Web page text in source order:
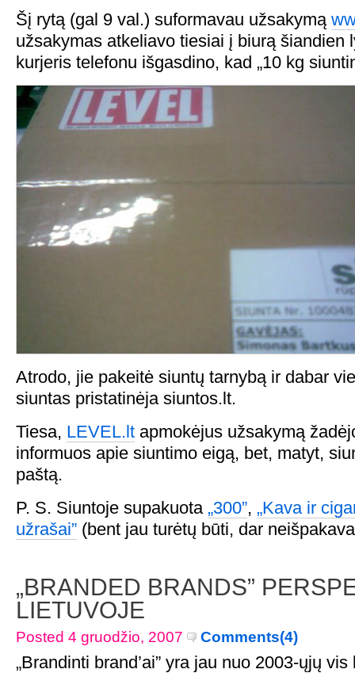
Šį rytą (gal 9 val.) suformavau užsakymą
užsakymas atkeliavo tiesiai į biurą šiandien
kurjeris telefonu išgasdino, kad „10 kg
Atrodo, jie pakeitė siuntų tarnybą ir dabar
siuntas pristatinėja siuntos.lt.
Tiesa, LEVEL.lt apmokėjus užsakymą
informuos apie siuntimo eigą, bet, matyt,
paštą.
P. S. Siuntoje supakuota „300”, „Kava ir
užrašai” (bent jau turėtų būti, dar
„BRANDED BRANDS”
LIETUVOJE
Posted 4 gruodžio, 2007 Comments(4)
„Brandinti brand’ai” yra jau nuo 2003-ųjų